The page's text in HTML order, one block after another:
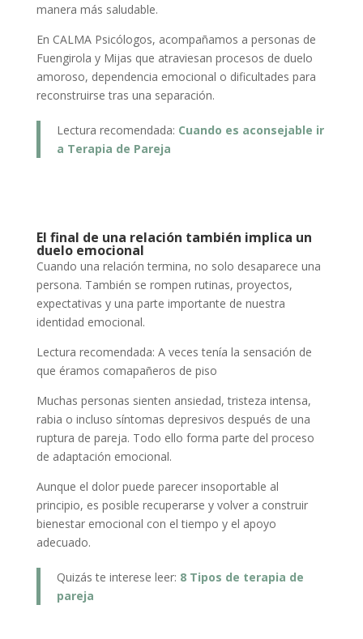
manera más saludable.
En CALMA Psicólogos, acompañamos a personas de
Fuengirola y Mijas que atraviesan procesos de duelo
amoroso, dependencia emocional o dificultades para
reconstruirse tras una separación.
Lectura recomendada: Cuando es aconsejable ir
a Terapia de Pareja
El final de una relación también implica un
duelo emocional
Cuando una relación termina, no solo desaparece una
persona. También se rompen rutinas, proyectos,
expectativas y una parte importante de nuestra
identidad emocional.
Lectura recomendada: A veces tenía la sensación de
que éramos comapañeros de piso
Muchas personas sienten ansiedad, tristeza intensa,
rabia o incluso síntomas depresivos después de una
ruptura de pareja. Todo ello forma parte del proceso
de adaptación emocional.
Aunque el dolor puede parecer insoportable al
principio, es posible recuperarse y volver a construir
bienestar emocional con el tiempo y el apoyo
adecuado.
Quizás te interese leer: 8 Tipos de terapia de
pareja